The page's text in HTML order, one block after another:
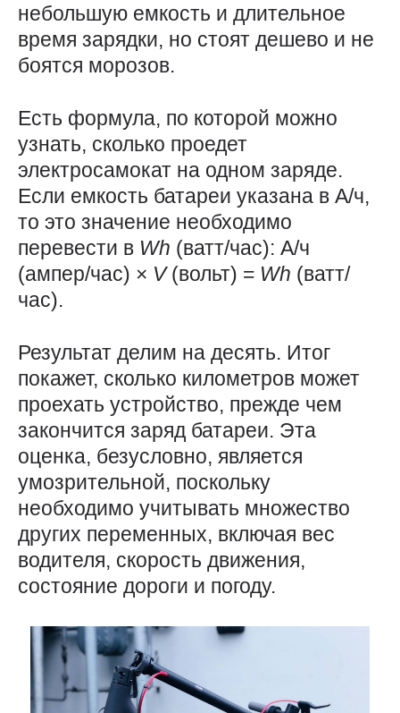
небольшую емкость и длительное
время зарядки, но стоят дешево и не
боятся морозов.
Есть формула, по которой можно
узнать, сколько проедет
электросамокат на одном заряде.
Если емкость батареи указана в А/ч,
то это значение необходимо
перевести в Wh (ватт/час): А/ч
(ампер/час) × V(вольт) = Wh (ватт/
час).
Результат делим на десять. Итог
покажет, сколько километров может
проехать устройство, прежде чем
закончится заряд батареи. Эта
оценка, безусловно, является
умозрительной, поскольку
необходимо учитывать множество
других переменных, включая вес
водителя, скорость движения,
состояние дороги и погоду.